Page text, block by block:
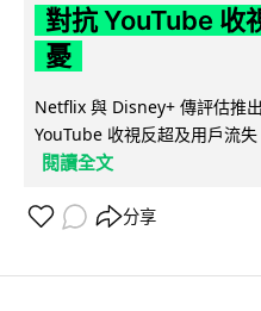
對抗 YouTube 收
憂
Netflix 與 Disney+ 傳評估推
YouTube 收視反超及用戶流
閱讀全文
分享